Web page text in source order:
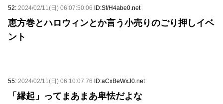
52: 2024/02/11(日) 06:07:50.06 ID:Sf/H4abe0.net
恵方巻とハロウィンとか言う小売りのごり押しイベ
ント
55: 2024/02/11(日) 06:10:07.76 ID:aCxBeWxJ0.net
「縁起」ってまあまあ卑怯だよな